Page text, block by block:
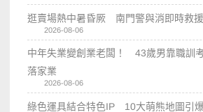
逛賣場熱中暑昏厥 南門警與消即時救
2026-08-06
中年失業變創業老闆！ 43歲男靠職訓
落家業
2026-08-06
綠色運具結合特色IP 10大萌熊地圖引